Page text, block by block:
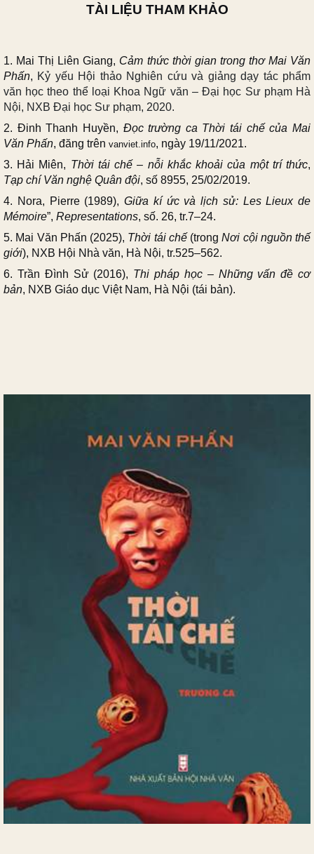
TÀI LIỆU THAM KHẢO
1. Mai Thị Liên Giang, Cảm thức thời gian trong thơ Mai Văn
Phấn, Kỷ yếu Hội thảo Nghiên cứu và giảng dạy tác phẩm
văn học theo thể loại Khoa Ngữ văn – Đại học Sư phạm Hà
Nội, NXB Đại học Sư phạm, 2020.
2. Đinh Thanh Huyền, Đọc trường ca Thời tái chếcủa Mai
Văn Phấn, đăng trên vanviet.info, ngày 19/11/2021.
3. Hải Miên, Thời tái chế – nỗi khắc khoải của một trí thức,
Tạp chí Văn nghệ Quân đội, số 8955, 25/02/2019.
4. Nora, Pierre (1989), Giữa kí ức và lịch sử: Les Lieux de
Mémoire”, Representations, số. 26, tr.7–24.
5. Mai Văn Phấn (2025), Thời tái chế(trongNơi cội nguồn thế
giới), NXB Hội Nhà văn, Hà Nội, tr.525–562.
6. Trần Đình Sử (2016), Thi pháp học – Những vấn đề cơ
bản, NXB Giáo dục Việt Nam, Hà Nội (tái bản).